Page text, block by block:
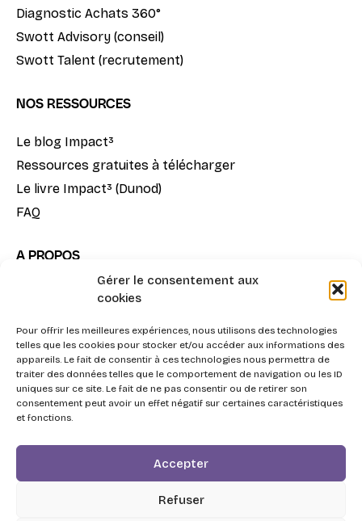
Gérer le consentement aux
cookies
Pour offrir les meilleures expériences, nous utilisons des technologies
telles que les cookies pour stocker et/ou accéder aux informations des
appareils. Le fait de consentir à ces technologies nous permettra de
traiter des données telles que le comportement de navigation ou les ID
uniques sur ce site. Le fait de ne pas consentir ou de retirer son
consentement peut avoir un effet négatif sur certaines caractéristiques
et fonctions.
Accepter
Refuser
Diagnostic Achats 360°
Swott Advisory (conseil)
Swott Talent (recrutement)
NOS RESSOURCES
Le blog Impact³
Ressources gratuites à télécharger
Le livre Impact³ (Dunod)
FAQ
A PROPOS
Notre mission
Nous contacter
2026 - Swott, l'Agentic Procurement System pour la
triple performance Achats.
Respect de la vie privée